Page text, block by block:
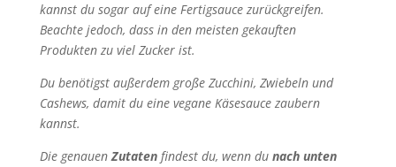
kannst du sogar auf eine Fertigsauce zurückgreifen.
Beachte jedoch, dass in den meisten gekauften
Produkten zu viel Zucker ist.
Du benötigst außerdem große Zucchini, Zwiebeln und
Cashews, damit du eine vegane Käsesauce zaubern
kannst.
Die genauenZutatenfindest du, wenn du nach unten